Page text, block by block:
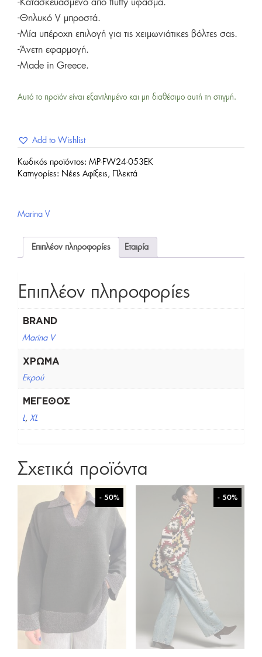
-Κατασκευασμένο από fluffy ύφασμα.
-Θηλυκό V μπροστά.
-Μία υπέροχη επιλογή για τις χειμωνιάτικες βόλτες σας.
-Άνετη εφαρμογή.
-Made in Greece.
Αυτό το προϊόν είναι εξαντλημένο και μη διαθέσιμο αυτή τη στιγμή.
Add to Wishlist
Κωδικός προϊόντος: MP-FW24-053EK
Κατηγορίες: Νέες Αφίξεις , Πλεκτά
Marina V
Επιπλέον πληροφορίες Εταιρία
Επιπλέον πληροφορίες
BRAND
Marina V
ΧΡΏΜΑ
Εκρού
ΜΈΓΕΘΟΣ
L, XL
Σχετικά προϊόντα
- 50% - 50%